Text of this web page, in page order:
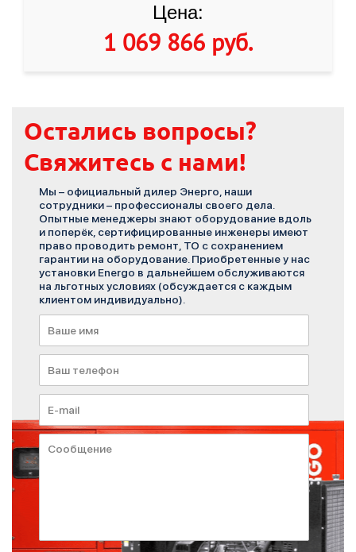
Цена:
1 069 866 руб.
Остались вопросы?
Свяжитесь с нами!
Мы – официальный дилер Энерго, наши
сотрудники – профессионалы своего дела.
Опытные менеджеры знают оборудование вдоль
и поперёк, сертифицированные инженеры имеют
право проводить ремонт, ТО с сохранением
гарантии на оборудование. Приобретенные у нас
установки Energo в дальнейшем обслуживаются
на льготных условиях (обсуждается с каждым
клиентом индивидуально).